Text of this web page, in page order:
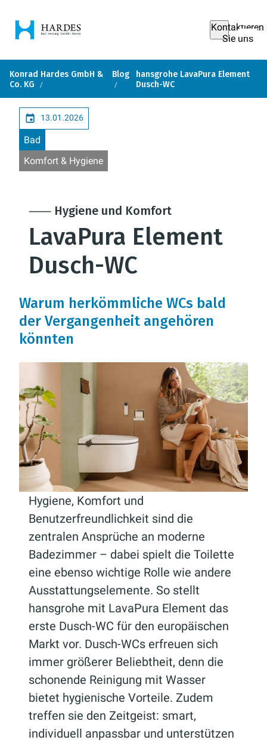
Kontaktieren
Sie uns
Konrad Hardes GmbH &
Co. KG
Blog
hansgrohe LavaPura Element
Dusch-WC
13.01.2026
Bad
Komfort & Hygiene
⸺ Hygiene und Komfort
LavaPura Element
Dusch-WC
Warum herkömmliche WCs bald
der Vergangenheit angehören
könnten
Hygiene, Komfort und
Benutzerfreundlichkeit sind die
zentralen Ansprüche an moderne
Badezimmer – dabei spielt die Toilette
eine ebenso wichtige Rolle wie andere
Ausstattungselemente. So stellt
hansgrohe mit LavaPura Element das
erste Dusch-WC für den europäischen
Markt vor. Dusch-WCs erfreuen sich
immer größerer Beliebtheit, denn die
schonende Reinigung mit Wasser
bietet hygienische Vorteile. Zudem
treffen sie den Zeitgeist: smart,
individuell anpassbar und unterstützen